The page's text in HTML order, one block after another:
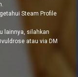
Steam Profile
lainnya, silahkan
atau via DM